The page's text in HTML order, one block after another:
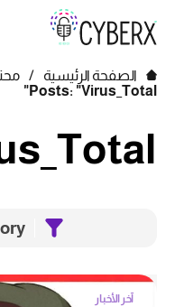
الصفحة الرئيسية /
Posts: "Virus_Total"
آخر الأخبار